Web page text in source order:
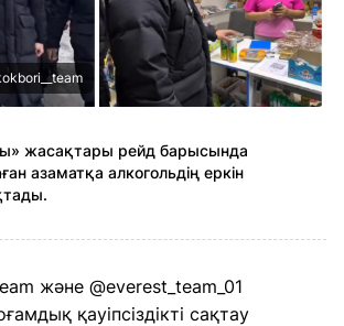
жасақтары рейд барысында
азаматқа алкогольдің еркін
және @everest_team_01
қауіпсіздікті сақтау